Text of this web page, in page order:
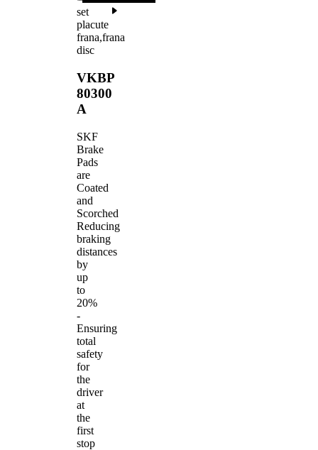
set
placute
frana,frana
disc
VKBP
80300
A
SKF
Brake
Pads
are
Coated
and
Scorched
Reducing
braking
distances
by
up
to
20%
-
Ensuring
total
safety
for
the
driver
at
the
first
stop